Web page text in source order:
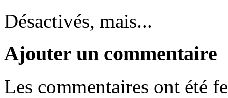
Désactivés, mais...
Ajouter un commentaire
Les commentaires ont été